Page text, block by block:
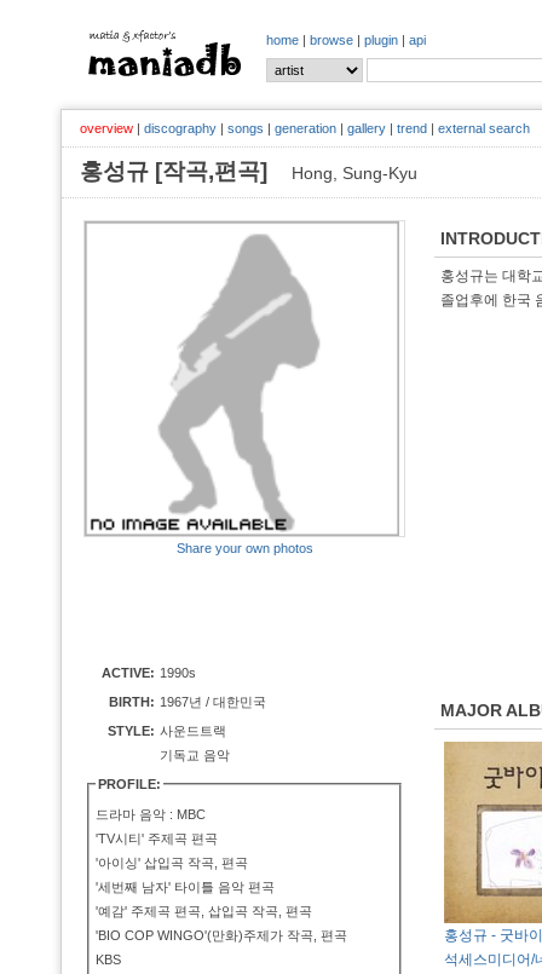
home | browse | plugin | api
overview | discography | songs | generation | gallery | trend | external search
홍성규 [작곡,편곡] Hong, Sung-Kyu
Share your own photos
ACTIVE: 1990s
BIRTH: 1967년 / 대한민국
STYLE: 사운드트랙
기독교 음악
PROFILE:
드라마 음악 : MBC
'TV시티' 주제곡 편곡
'아이싱' 삽입곡 작곡, 편곡
'세번째 남자' 타이틀 음악 편곡
'예감' 주제곡 편곡, 삽입곡 작곡, 편곡
'BIO COP WINGO'(만화)주제가 작곡, 편곡
KBS
홍성규는 대학
졸업후에 한국
MAJOR
홍성규 - 굿바
석세스미디어/